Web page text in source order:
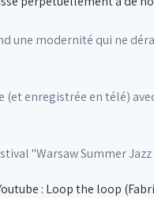
une modernité qui ne
enregistrée en télé)
"Warsaw Summer Jazz
: Loop the loop